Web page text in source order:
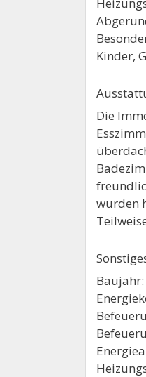
Kinder,
Die
wurden